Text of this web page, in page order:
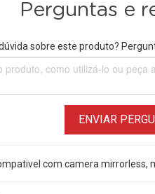
Perguntas e
sobre este produto?
ENVIAR
com camera mirrorless,